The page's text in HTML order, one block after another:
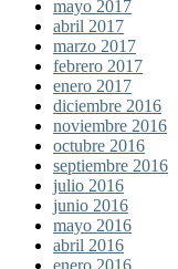
mayo 2017
abril 2017
marzo 2017
febrero 2017
enero 2017
diciembre 2016
noviembre 2016
octubre 2016
septiembre 2016
julio 2016
junio 2016
mayo 2016
abril 2016
enero 2016